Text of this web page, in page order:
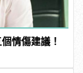
情傷建議！